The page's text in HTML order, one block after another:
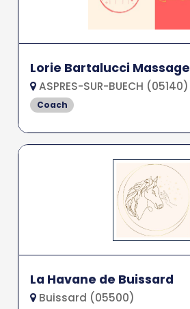
Lorie Bartalucci Massage
ASPRES-SUR-BUECH (05140)
Coach
La Havane de Buissard
Buissard (05500)